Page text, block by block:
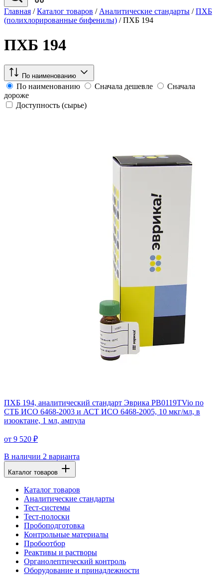
Главная / Каталог товаров / Аналитические стандарты / ПХБ
(полихлорированные бифенилы) / ПХБ 194
ПХБ 194
По наименованию
По наименованию Сначала дешевле
Сначала
дороже
Доступность (сырье)
ПХБ 194, аналитический стандарт Эврика PB0119TVio по
СТБ ИСО 6468-2003 и АСТ ИСО 6468-2005, 10 мкг/мл, в
изооктане, 1 мл, ампула
от 9 520 ₽
В наличии 2 варианта
Каталог товаров
Каталог товаров
Аналитические стандарты
Тест-системы
Тест-полоски
Пробоподготовка
Контрольные материалы
Пробоотбор
Реактивы и растворы
Органолептический контроль
Оборудование и принадлежности